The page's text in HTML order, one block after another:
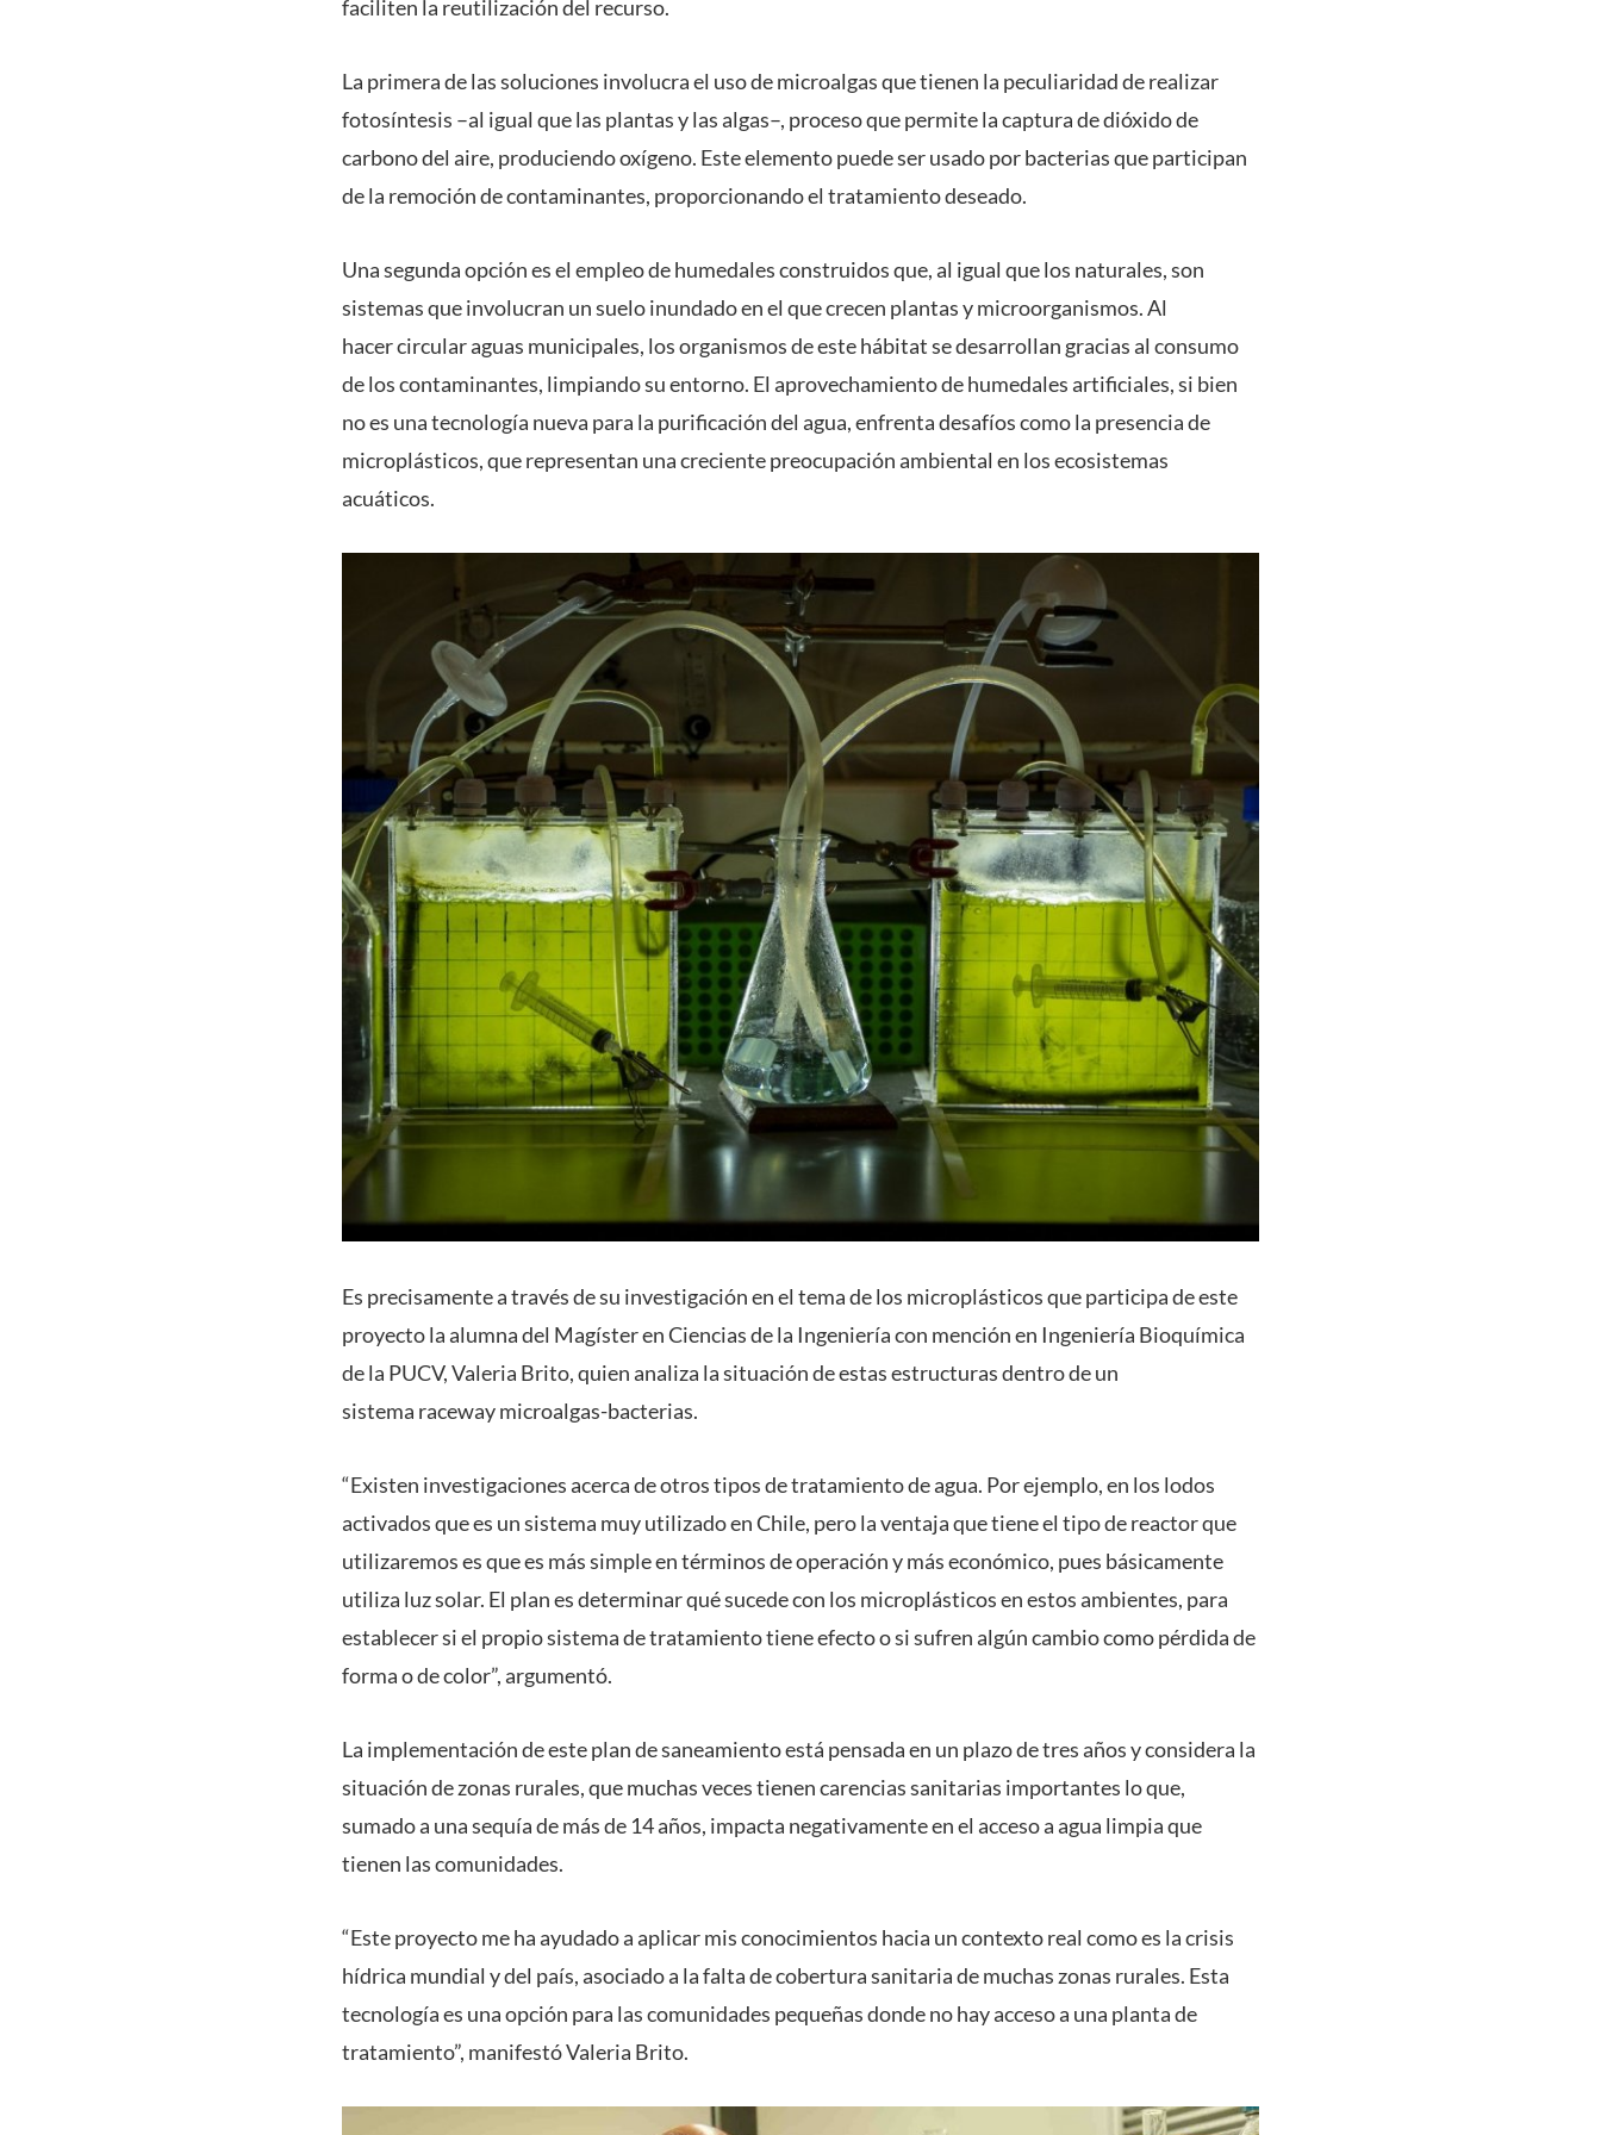
faciliten la reutilización del recurso.
La primera de las soluciones involucra el uso de microalgas que tienen la peculiaridad de realizar
fotosíntesis –al igual que las plantas y las algas–, proceso que permite la captura de dióxido de
carbono del aire, produciendo oxígeno. Este elemento puede ser usado por bacterias que participan
de la remoción de contaminantes, proporcionando el tratamiento deseado.
Una segunda opción es el empleo de humedales construidos que, al igual que los naturales, son
sistemas que involucran un suelo inundado en el que crecen plantas y microorganismos. Al
hacer circular aguas municipales, los organismos de este hábitat se desarrollan gracias al consumo
de los contaminantes, limpiando su entorno. El aprovechamiento de humedales artificiales, si bien
no es una tecnología nueva para la purificación del agua, enfrenta desafíos como la presencia de
microplásticos, que representan una creciente preocupación ambiental en los ecosistemas
acuáticos.
Es precisamente a través de su investigación en el tema de los microplásticos que participa de este
proyecto la alumna del Magíster en Ciencias de la Ingeniería con mención en Ingeniería Bioquímica
de la PUCV, Valeria Brito, quien analiza la situación de estas estructuras dentro de un
sistema raceway microalgas-bacterias.
“Existen investigaciones acerca de otros tipos de tratamiento de agua. Por ejemplo, en los lodos
activados que es un sistema muy utilizado en Chile, pero la ventaja que tiene el tipo de reactor que
utilizaremos es que es más simple en términos de operación y más económico, pues básicamente
utiliza luz solar. El plan es determinar qué sucede con los microplásticos en estos ambientes, para
establecer si el propio sistema de tratamiento tiene efecto o si sufren algún cambio como pérdida de
forma o de color”, argumentó.
La implementación de este plan de saneamiento está pensada en un plazo de tres años y considera la
situación de zonas rurales, que muchas veces tienen carencias sanitarias importantes lo que,
sumado a una sequía de más de 14 años, impacta negativamente en el acceso a agua limpia que
tienen las comunidades.
“Este proyecto me ha ayudado a aplicar mis conocimientos hacia un contexto real como es la crisis
hídrica mundial y del país, asociado a la falta de cobertura sanitaria de muchas zonas rurales. Esta
tecnología es una opción para las comunidades pequeñas donde no hay acceso a una planta de
tratamiento”, manifestó Valeria Brito.